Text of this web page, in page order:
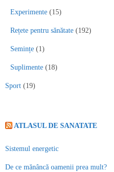
Experimente (15)
Rețete pentru sănătate (192)
Semințe (1)
Suplimente (18)
Sport (19)
ATLASUL DE SANATATE
Sistemul energetic
De ce mănâncă oamenii prea mult?